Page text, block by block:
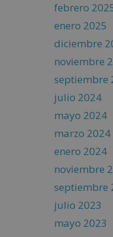
febrero
enero 2025
diciembre
noviembre
septiembre
julio 2024
mayo 2024
marzo 2024
enero 2024
noviembre
septiembre
julio 2023
mayo 2023